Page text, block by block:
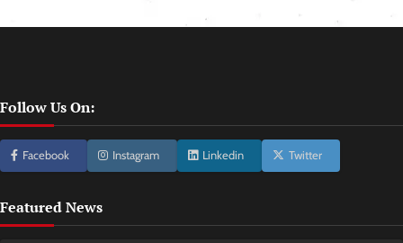
Follow Us On:
Facebook Instagram Linkedin Twitter
Featured News